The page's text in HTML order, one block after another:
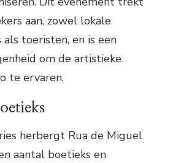
aan, zowel lokale
toeristen, en is een
om de artistieke
te ervaren.
herbergt Rua de Miguel
aantal boetieks en